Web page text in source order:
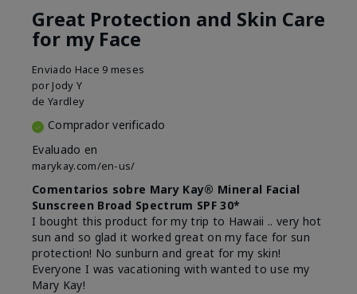
Great Protection and Skin Care
for my Face
Enviado Hace 9 meses
por Jody Y
de Yardley
Comprador verificado
Evaluado en
marykay.com/en-us/
Comentarios sobre Mary Kay® Mineral Facial
Sunscreen Broad Spectrum SPF 30*
I bought this product for my trip to Hawaii .. very hot
sun and so glad it worked great on my face for sun
protection! No sunburn and great for my skin!
Everyone I was vacationing with wanted to use my
Mary Kay!